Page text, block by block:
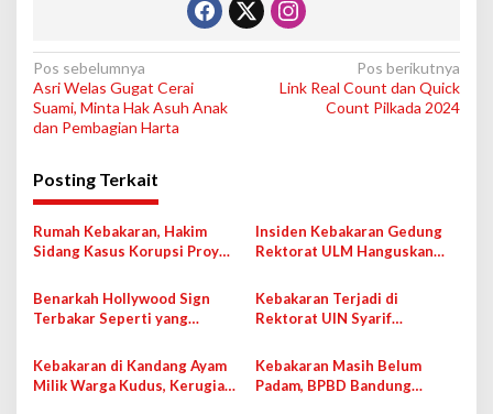
N
a
v
i
g
a
s
i
p
o
s
Pos sebelumnya
Asri Welas Gugat Cerai
Suami, Minta Hak Asuh Anak
dan Pembagian Harta
Pos berikutnya
Link Real Count dan Quick
Count Pilkada 2024
Posting Terkait
Rumah Kebakaran, Hakim
Sidang Kasus Korupsi Proyek
Mundur
Insiden Kebakaran Gedung
Rektorat ULM Hanguskan
Benarkah Hollywood Sign
Terbakar Seperti yang
di Media Sosial?
Kebakaran Terjadi di
Rektorat UIN Syarif
Berkas Penting Rusak
Kebakaran di Kandang Ayam
Milik Warga Kudus, Kerugian
Kebakaran Masih Belum
Padam, BPBD Bandung